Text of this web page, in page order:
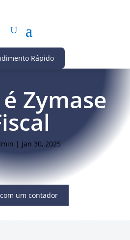
Rápido
Zymase
| jan 30, 2025
um contador